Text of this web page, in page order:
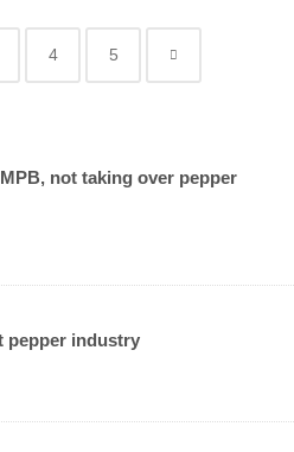
4 5
not taking over pepper
pepper industry